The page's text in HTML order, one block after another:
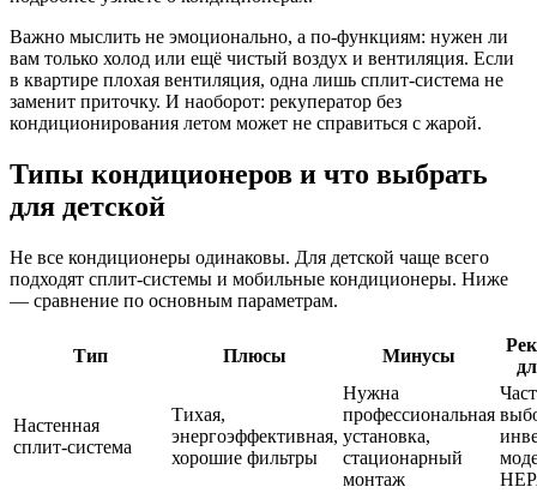
Важно мыслить не эмоционально, а по‑функциям: нужен ли
вам только холод или ещё чистый воздух и вентиляция. Если
в квартире плохая вентиляция, одна лишь сплит-система не
заменит приточку. И наоборот: рекуператор без
кондиционирования летом может не справиться с жарой.
Типы кондиционеров и что выбрать
для детской
Не все кондиционеры одинаковы. Для детской чаще всего
подходят сплит-системы и мобильные кондиционеры. Ниже
— сравнение по основным параметрам.
Тип Плюсы Минусы
Настенная
сплит‑система
Тихая,
энергоэффективная,
хорошие фильтры
Нужна
профессиональная
установка,
стационарный
монтаж